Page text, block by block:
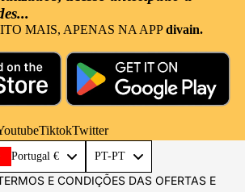
MAIS, APENAS NA APPdivain.
TiktokTwitter
Portugal € PT-PT
E CONDIÇÕES DAS OFERTAS E